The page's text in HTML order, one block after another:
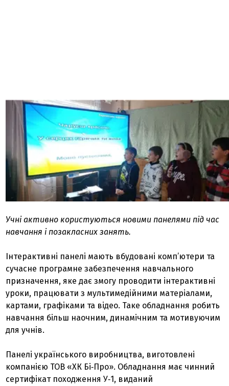
Учні активно користуються новими панелями під час
навчання і позакласних занять.
Інтерактивні панелі мають вбудовані комп’ютери та
сучасне програмне забезпечення навчального
призначення, яке дає змогу проводити інтерактивні
уроки, працювати з мультимедійними матеріалами,
картами, графіками та відео. Таке обладнання робить
навчання більш наочним, динамічним та мотивуючим
для учнів.
Панелі українського виробництва, виготовлені
компанією ТОВ «ХК Бі‑Про». Обладнання має чинний
сертифікат походження У‑1, виданий